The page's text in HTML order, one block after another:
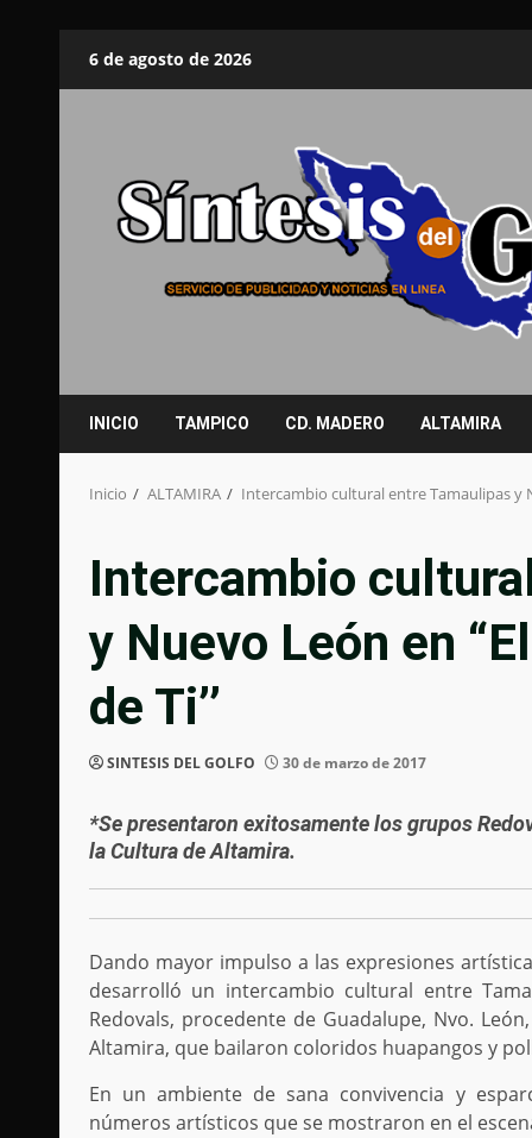
6 de agosto de 2026
INICIO TAMPICO CD. MADERO ALTAMIRA
Inicio ALTAMIRA Intercambio cultural entre Tamaulipas y
Intercambio
y Nuevo León en
de Ti’’
SINTESIS DEL GOLFO 30 de marzo de 2017
*Se presentaron exitosamente los grupos
la Cultura de Altamira.
Dando mayor impulso a las expresiones
desarrolló un intercambio cultural entre
Redovals, procedente de Guadalupe, Nvo.
Altamira, que bailaron coloridos huapangos y
En un ambiente de sana convivencia y
números artísticos que se mostraron en el